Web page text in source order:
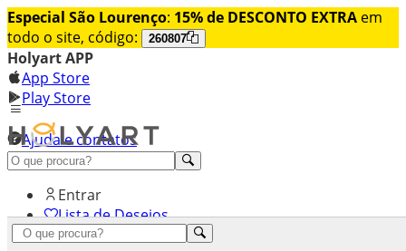
Especial São Lourenço: 15% de DESCONTO EXTRA em
todo o site, código:
260807
Holyart APP
App Store
Play Store
Ajuda e contatos
Conheça premium
Entrar
Lista de Desejos